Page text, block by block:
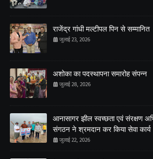
राजेंद्र गांधी मल्टीपल पिन से सम्मानित
जुलाई 23, 2026
अशोका का पदस्थापना समारोह संपन्न
जुलाई 28, 2026
आनासागर झील स्वच्छता एवं संरक्षण
संगठन ने श्रमदान कर किया सेवा कार्य
जुलाई 22, 2026